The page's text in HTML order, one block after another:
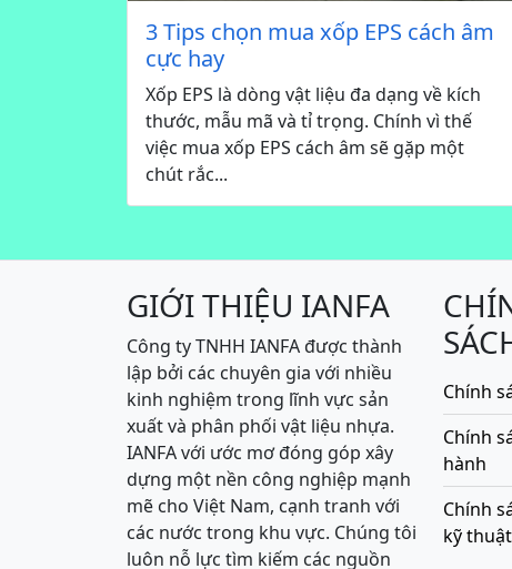
3 Tips chọn mua xốp EPS cách âm
cực hay
Xốp EPS là dòng vật liệu đa dạng về kích
thước, mẫu mã và tỉ trọng. Chính vì thế
việc mua xốp EPS cách âm sẽ gặp một
chút rắc...
GIỚI THIỆU IANFA
Công ty TNHH IANFA được thành
lập bởi các chuyên gia với nhiều
kinh nghiệm trong lĩnh vực sản
xuất và phân phối vật liệu nhựa.
IANFA với ước mơ đóng góp xây
dựng một nền công nghiệp mạnh
mẽ cho Việt Nam, cạnh tranh với
các nước trong khu vực. Chúng tôi
luôn nỗ lực tìm kiếm các nguồn
Chính
Chính
hành
Chính
kỹ thuật